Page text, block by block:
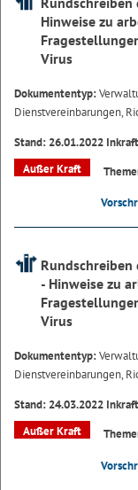
Hinweise zu
Virus
Dokumententyp:
Dienstvereinbarungen,
Stand: 26.01.2022
Außer Kraft
Rundschreiben
- Hinweise zu
Virus
Dokumententyp:
Dienstvereinbarungen,
Stand: 24.03.2022
Außer Kraft